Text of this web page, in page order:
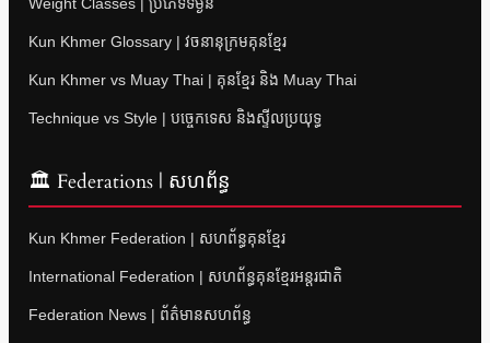
Kun Khmer Glossary | វចនានុក្រមគុនខ្មែរ
Kun Khmer vs Muay Thai | គុនខ្មែរ និង Muay Thai
Technique vs Style | បច្ចេកទេស និងស្ទីលប្រយុទ្ធ
🏛 Federations | សហព័ន្ធ
Kun Khmer Federation | សហព័ន្ធគុនខ្មែរ
International Federation | សហព័ន្ធគុនខ្មែរអន្តរជាតិ
Federation News | ព័ត៌មានសហព័ន្ធ